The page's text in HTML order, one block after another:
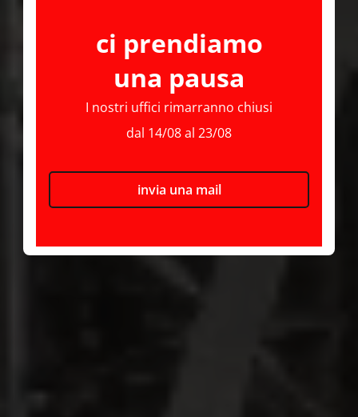
ci prendiamo
una pausa
I nostri uffici rimarranno chiusi
dal 14/08 al 23/08
invia una mail